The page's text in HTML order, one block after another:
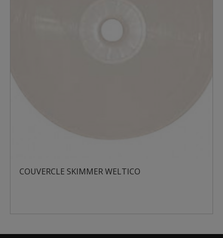
COUVERCLE SKIMMER WELTICO